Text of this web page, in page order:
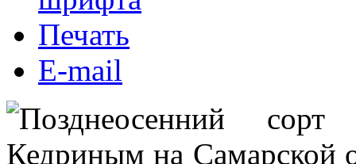
Печать
E-mail
Позднеосенний
Кедриным на Самарской